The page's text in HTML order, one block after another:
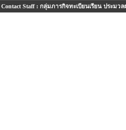
Contact Staff : กลุ่มภารกิจทะเบียนเรียน ประมวล